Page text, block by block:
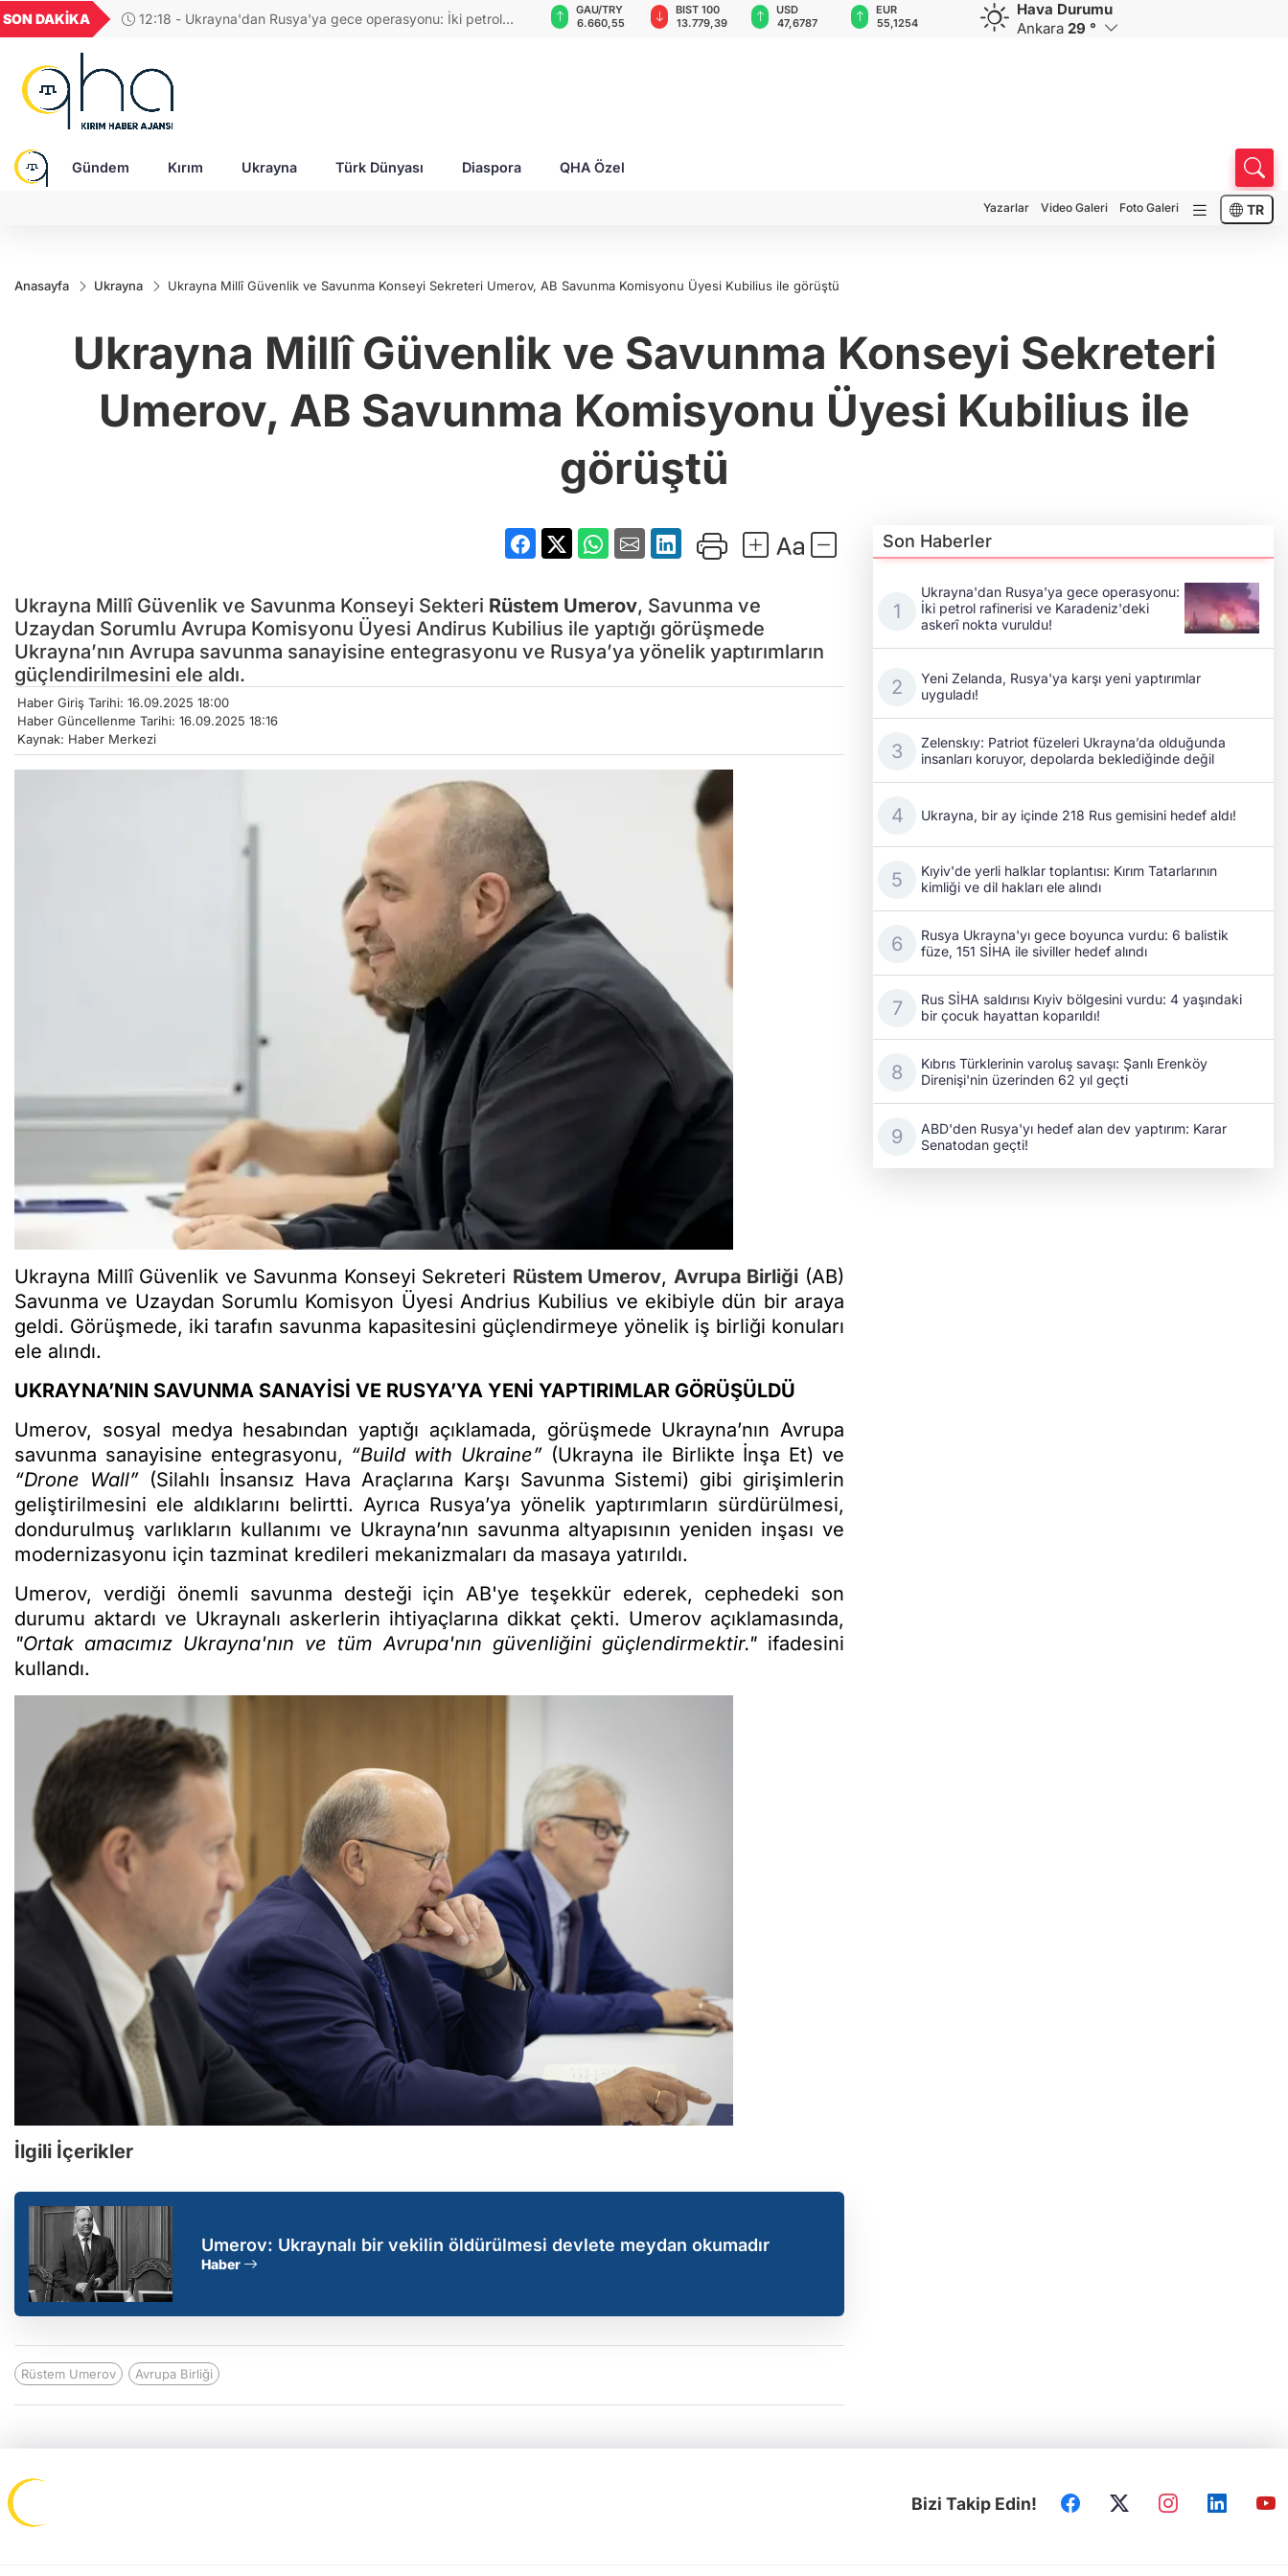
SON DAKİKA
11:56 - Yeni Zelanda, Rusya'ya karşı yeni yaptırımlar
GEL
18,2677
16,3788
27,9743
0,0018
6.660,55
BIST 100
13.779,39
USD
47,6787
EUR
55,1254
GBP
64,3468
CHF
59,0083
CAD
34,1883
Hava Durumu
Ankara 29 °
Gündem Kırım Ukrayna Türk Dünyası Diaspora QHA Özel
Yazarlar Video Galeri Foto Galeri TR
Anasayfa Ukrayna Ukrayna Millî Güvenlik ve Savunma Konseyi Sekreteri Umerov, AB Savunma Komisyonu Üyesi Kubilius ile görüştü
Ukrayna Millî Güvenlik ve Savunma Konseyi Sekreteri
Umerov, AB Savunma Komisyonu Üyesi Kubilius ile
görüştü
Ukrayna Millî Güvenlik ve Savunma Konseyi Sekteri Rüstem Umerov, Savunma ve
Uzaydan Sorumlu Avrupa Komisyonu Üyesi Andirus Kubilius ile yaptığı görüşmede
Ukrayna’nın Avrupa savunma sanayisine entegrasyonu ve Rusya’ya yönelik yaptırımların
güçlendirilmesini ele aldı.
Haber Giriş Tarihi: 16.09.2025 18:00
Haber Güncellenme Tarihi: 16.09.2025 18:16
Kaynak: Haber Merkezi
Ukrayna Millî Güvenlik ve Savunma Konseyi Sekreteri Rüstem Umerov, Avrupa Birliği (AB)
Savunma ve Uzaydan Sorumlu Komisyon Üyesi Andrius Kubilius ve ekibiyle dün bir araya
geldi. Görüşmede, iki tarafın savunma kapasitesini güçlendirmeye yönelik iş birliği konuları
ele alındı.
UKRAYNA’NIN SAVUNMA SANAYİSİ VE RUSYA’YA YENİ YAPTIRIMLAR GÖRÜŞÜLDÜ
Umerov, sosyal medya hesabından yaptığı açıklamada, görüşmede Ukrayna’nın Avrupa
savunma sanayisine entegrasyonu, “Build with Ukraine” (Ukrayna ile Birlikte İnşa Et) ve
“Drone Wall” (Silahlı İnsansız Hava Araçlarına Karşı Savunma Sistemi) gibi girişimlerin
geliştirilmesini ele aldıklarını belirtti. Ayrıca Rusya’ya yönelik yaptırımların sürdürülmesi,
dondurulmuş varlıkların kullanımı ve Ukrayna’nın savunma altyapısının yeniden inşası ve
modernizasyonu için tazminat kredileri mekanizmaları da masaya yatırıldı.
Umerov, verdiği önemli savunma desteği için AB'ye teşekkür ederek, cephedeki son
durumu aktardı ve Ukraynalı askerlerin ihtiyaçlarına dikkat çekti. Umerov açıklamasında,
"Ortak amacımız Ukrayna'nın ve tüm Avrupa'nın güvenliğini güçlendirmektir." ifadesini
kullandı.
İlgili İçerikler
Umerov: Ukraynalı bir vekilin öldürülmesi devlete meydan okumadır
Haber
Rüstem Umerov Avrupa Birliği
Son Haberler
Ukrayna'dan Rusya'ya gece operasyonu:
İki petrol rafinerisi ve Karadeniz'deki
askerî nokta vuruldu!
Yeni Zelanda, Rusya'ya karşı yeni yaptırımlar
uyguladı!
Zelenskıy: Patriot füzeleri Ukrayna’da olduğunda
insanları koruyor, depolarda beklediğinde değil
Ukrayna, bir ay içinde 218 Rus gemisini hedef aldı!
Kıyiv'de yerli halklar toplantısı: Kırım Tatarlarının
kimliği ve dil hakları ele alındı
Rusya Ukrayna'yı gece boyunca vurdu: 6 balistik
füze, 151 SİHA ile siviller hedef alındı
Rus SİHA saldırısı Kıyiv bölgesini vurdu: 4 yaşındaki
bir çocuk hayattan koparıldı!
Kıbrıs Türklerinin varoluş savaşı: Şanlı Erenköy
Direnişi'nin üzerinden 62 yıl geçti
ABD'den Rusya'yı hedef alan dev yaptırım: Karar
Senatodan geçti!
Bizi Takip Edin!